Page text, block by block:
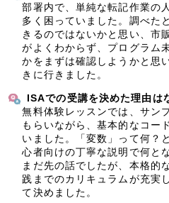
部署内で、単純な転記作業の
多く困っていました。調べた
きるのではないかと思い、市
がよくわからず、プログラム
かをまずは確認しようかと思
きに行きました。
ISAでの受講を決めた理由は
無料体験レッスンでは、サン
もらいながら、基本的なコー
いました。「変数」って何？
心者向けの丁寧な説明で何と
まだ先の話でしたが、本格的
践までのカリキュラムが充実
て決めました。